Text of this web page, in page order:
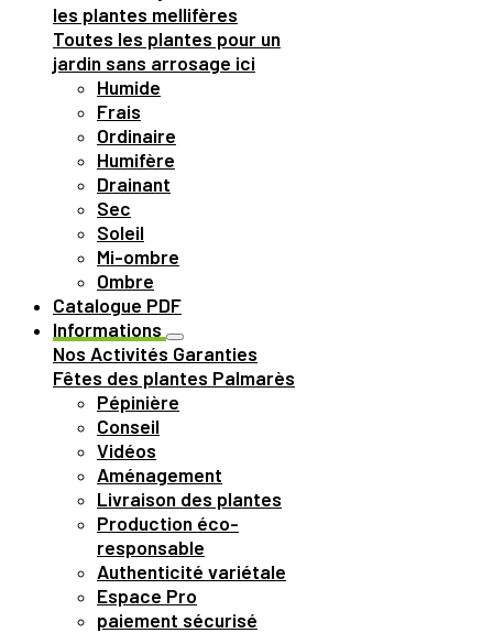
les plantes mellifères
Toutes les plantes pour un
jardin sans arrosage ici
Humide
Frais
Ordinaire
Humifère
Drainant
Sec
Soleil
Mi-ombre
Ombre
Catalogue PDF
Informations
Nos Activités Garanties
Fêtes des plantes Palmarès
Pépinière
Conseil
Vidéos
Aménagement
Livraison des plantes
Production éco-
responsable
Authenticité variétale
Espace Pro
paiement sécurisé